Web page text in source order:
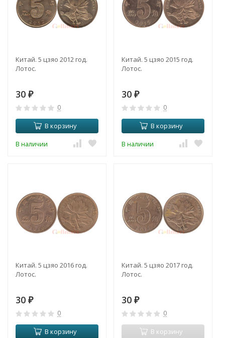
Китай. 5 цзяо 2012 год.
Лотос.
30 ₽
0
В корзину
В наличии
Китай. 5 цзяо 2015 год.
Лотос.
30 ₽
0
В корзину
В наличии
Китай. 5 цзяо 2016 год.
Лотос.
30 ₽
0
В корзину
Китай. 5 цзяо 2017 год.
Лотос.
30 ₽
0
В корзину